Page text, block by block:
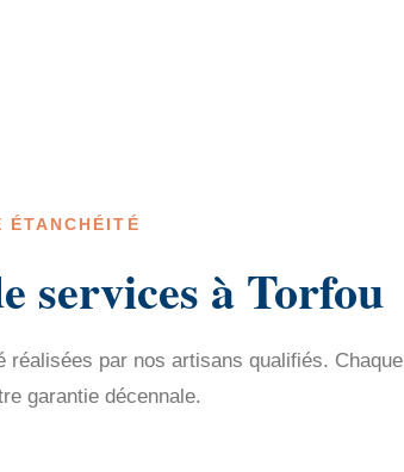
ÉTANCHÉITÉ
services à Torfou
réalisées par nos artisans qualifiés. Chaque
garantie décennale.